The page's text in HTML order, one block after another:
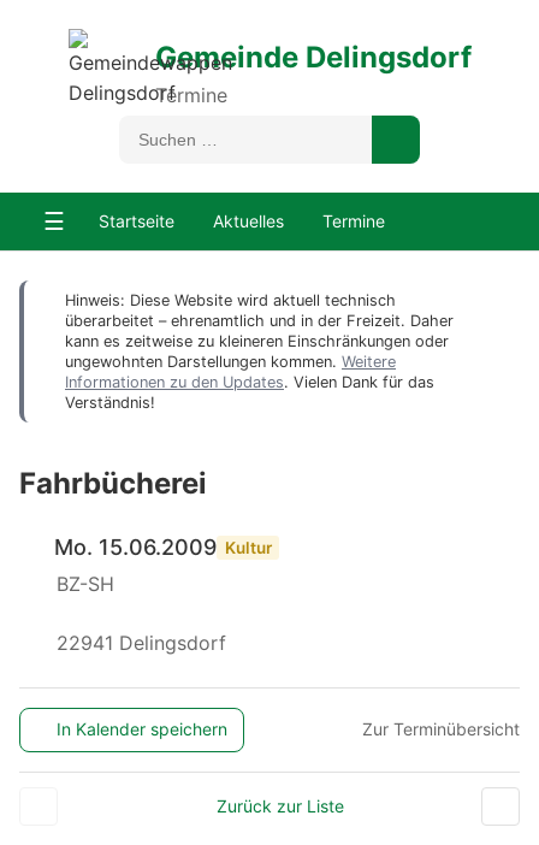
Gemeinde Delingsdorf
Termine
☰ Startseite Aktuelles Termine
Hinweis: Diese Website wird aktuell technisch
überarbeitet – ehrenamtlich und in der Freizeit. Daher
kann es zeitweise zu kleineren Einschränkungen oder
ungewohnten Darstellungen kommen. Weitere
Informationen zu den Updates. Vielen Dank für das
Verständnis!
Fahrbücherei
Mo. 15.06.2009 Kultur
BZ-SH
22941 Delingsdorf
In Kalender speichern Zur Terminübersicht
Zurück zur Liste